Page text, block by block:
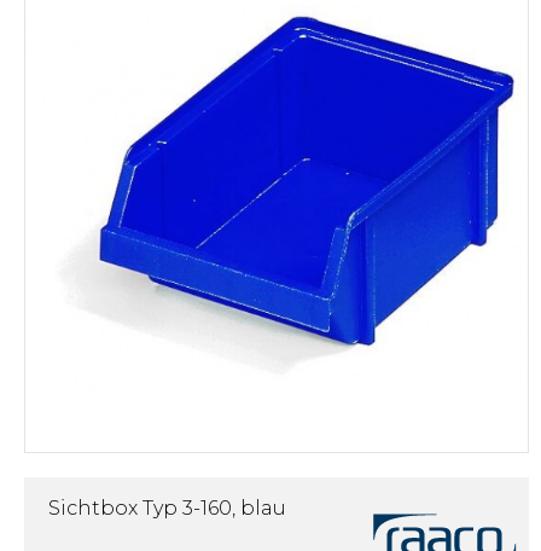
Sichtbox Typ 3-160, blau